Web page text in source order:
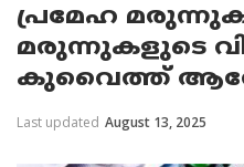
പ്രമേഹ
മരുന്നുകളുടെ
കുവൈത്ത്
Last updated August 13, 2025